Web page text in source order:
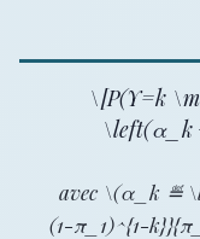
\[P(Y=k
\left(α_k
avec \(α_k ≝
(1-π_1)^{1-